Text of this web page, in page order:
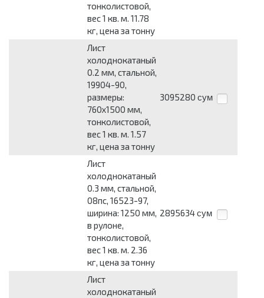
тонколистовой,
вес 1 кв. м. 11.78
кг, цена за тонну
Лист
холоднокатаный
0.2 мм, стальной,
19904-90,
размеры:
760x1500 мм,
тонколистовой,
вес 1 кв. м. 1.57
кг, цена за тонну
3095280 сум
Лист
холоднокатаный
0.3 мм, стальной,
08пс, 16523-97,
ширина: 1250 мм,
в рулоне,
тонколистовой,
вес 1 кв. м. 2.36
кг, цена за тонну
2895634 сум
Лист
холоднокатаный